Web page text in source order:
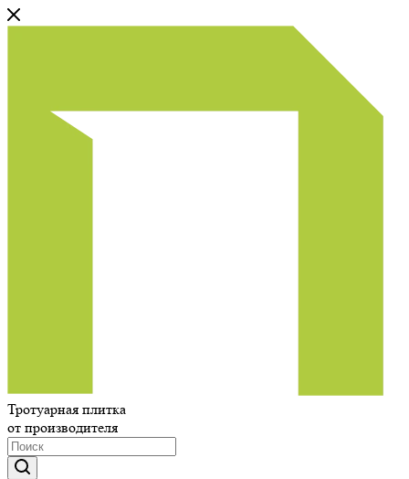
Тротуарная плитка
от производителя